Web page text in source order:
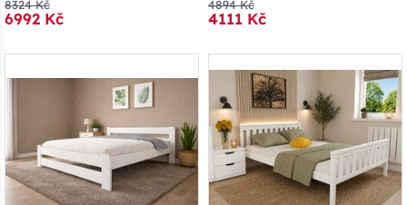
8324 Kč
6992 Kč
4894 Kč
4111 Kč